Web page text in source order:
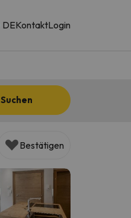
DEKontaktLogin
Suchen
Bestätigen